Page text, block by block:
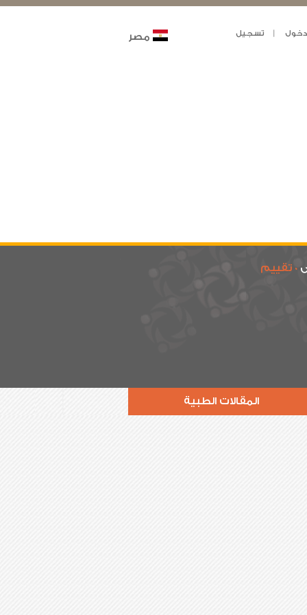
دخول تسجيل مصر
0 تقييم
المقالات الطبية